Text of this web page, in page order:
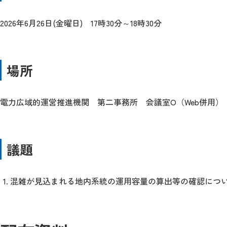
2026年6月26日(金曜日) 17時30分～18時30分
場所
電力広域的運営推進機関 第二事務所 会議室O（Web併用）
議題
混雑が見込まれる地内系統の運用容量の算出等の確認につ